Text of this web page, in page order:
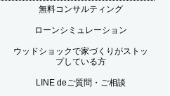
無料コンサルティング
ローンシミュレーション
ウッドショックで家づくりがストッ
プしている方
LINE deご質問・ご相談